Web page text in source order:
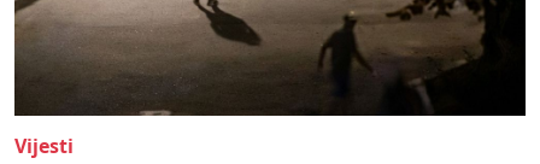
Vijesti